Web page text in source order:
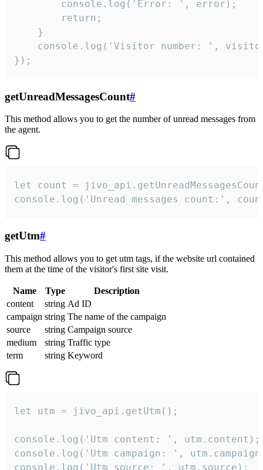
        console.log('Error: ', error);
        return;
    }
console.log('Visitor number: ',
});
getUnreadMessagesCount#
This method allows you to get the number of unread messages from
the agent.
let count =
console.log('Unread messages count:',
getUtm#
This method allows you to get utm tags, if the website url contained
them at the time of the visitor's first site visit.
Name Type
Description
content
string Ad ID
campaign string The name of the campaign
source
string Campaign source
medium
string Traffic type
term
string Keyword
let utm = jivo_api.getUtm();
console.log('Utm content: ', utm.content);
console.log('Utm campaign: ',
console.log('Utm source: ', utm.source);